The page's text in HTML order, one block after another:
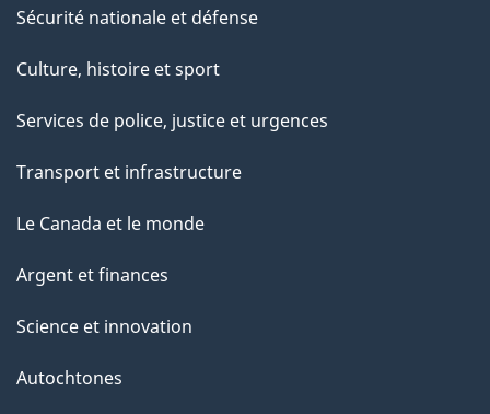
Sécurité nationale et défense
Culture, histoire et sport
Services de police, justice et urgences
Transport et infrastructure
Le Canada et le monde
Argent et finances
Science et innovation
Autochtones